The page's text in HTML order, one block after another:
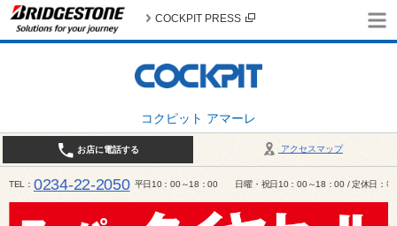
コクピット アマーレ
COCKPIT PRESS
アクセスマップ
お店に電話する
TEL 0234-22-2050 平日10：00～18：00 日曜・祝日10：00～18：00 / 定休日：毎